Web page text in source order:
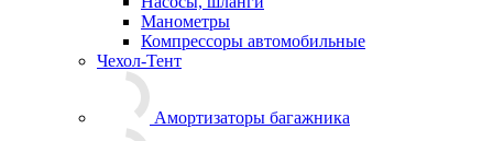
Манометры
Компрессоры автомобильные
Чехол-Тент
Амортизаторы багажника